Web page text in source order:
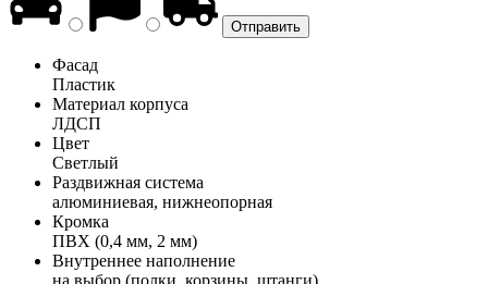
Фасад
Пластик
Материал корпуса
ЛДСП
Цвет
Светлый
Раздвижная система
алюминиевая, нижнеопорная
Кромка
ПВХ (0,4 мм, 2 мм)
Внутреннее наполнение
на выбор (полки, корзины, штанги)